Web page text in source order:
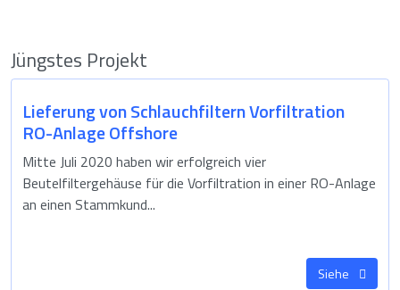
Jüngstes Projekt
Lieferung von Schlauchfiltern Vorfiltration
RO-Anlage Offshore
Mitte Juli 2020 haben wir erfolgreich vier
Beutelfiltergehäuse für die Vorfiltration in einer RO-Anlage
an einen Stammkund...
Siehe